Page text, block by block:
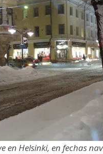
en Helsinki, en fechas